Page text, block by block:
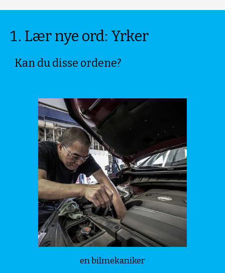
Lær nye ord: Yrker
Kan du disse ordene?
en bilmekaniker